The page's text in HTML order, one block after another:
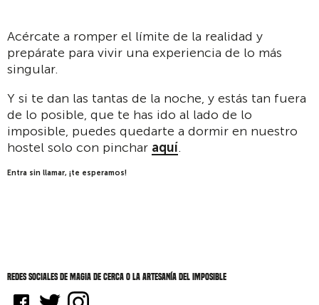
Acércate a romper el límite de la realidad y
prepárate para vivir una experiencia de lo más
singular.
Y si te dan las tantas de la noche, y estás tan fuera
de lo posible, que te has ido al lado de lo
imposible, puedes quedarte a dormir en nuestro
hostel solo con pinchar aquí.
Entra sin llamar, ¡te esperamos!
Redes sociales de Magia de cerca o la artesanía del imposible